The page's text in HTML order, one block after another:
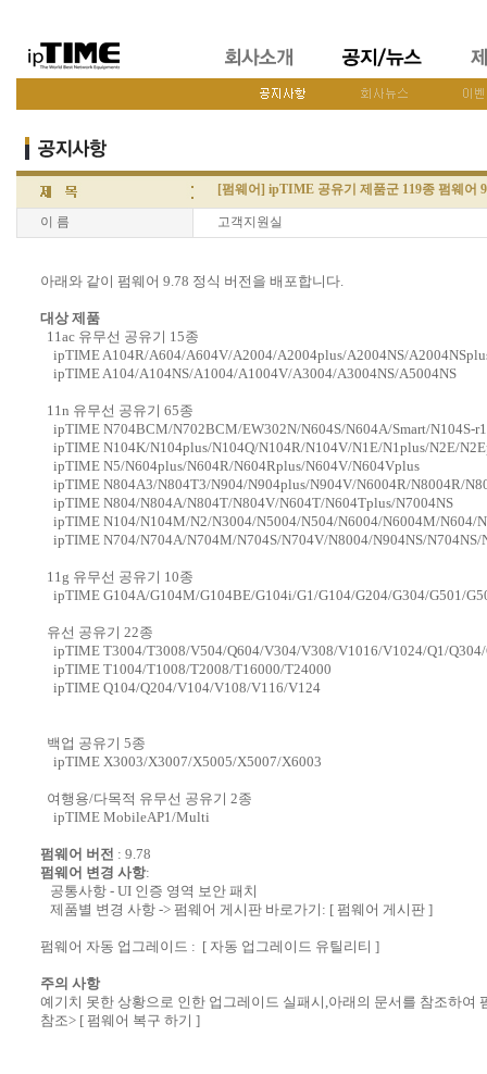
[펌웨어] ipTIME 공유기 제품군 119종 펌웨어
이 름 고객지원실
아래와 같이 펌웨어 9.78 정식 버전을 배포합니다.
대상 제품
11ac 유무선 공유기 15종
ipTIME A104R/A604/A604V/A2004/A2004plus/A2004NS/
ipTIME A104/A104NS/A1004/A1004V/A3004/A3004NS/A5004NS
11n 유무선 공유기 65종
ipTIME N704BCM/N702BCM/EW302N/N604S/N604A/Smart/N104S-
ipTIME N104K/N104plus/N104Q/N104R/N104V/N1E/N1plus/N2E/
ipTIME N5/N604plus/N604R/N604Rplus/N604V/N604Vplus
ipTIME N804A3/N804T3/N904/N904plus/N904V/N6004R/N8004R/
ipTIME N804/N804A/N804T/N804V/N604T/N604Tplus/N7004NS
ipTIME N104/N104M/N2/N3004/N5004/N504/N6004/N6004M/N604/
ipTIME N704/N704A/N704M/N704S/N704V/N8004/N904NS/N704NS/
11g 유무선 공유기 10종
ipTIME G104A/G104M/G104BE/G104i/G1/G104/G204/G304/G501/
유선 공유기 22종
ipTIME T3004/T3008/V504/Q604/V304/V308/V1016/V1024/Q1/Q304/
ipTIME T1004/T1008/T2008/T16000/T24000
ipTIME Q104/Q204/V104/V108/V116/V124
백업 공유기 5종
ipTIME X3003/X3007/X5005/X5007/X6003
여행용/다목적 유무선 공유기 2종
ipTIME MobileAP1/Multi
펌웨어 버전 : 9.78
펌웨어 변경 사항:
공통사항 - UI 인증 영역 보안 패치
제품별 변경 사항 -> 펌웨어 게시판 바로가기: [ 펌웨어 게시판 ]
펌웨어 자동 업그레이드 : [ 자동 업그레이드 유틸리티 ]
주의 사항
예기치 못한 상황으로 인한 업그레이드 실패시,아래의 문서를 참조하여
참조> [ 펌웨어 복구 하기 ]